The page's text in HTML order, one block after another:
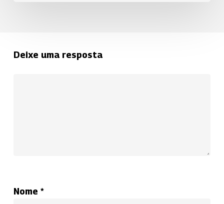
Deixe uma resposta
Nome *